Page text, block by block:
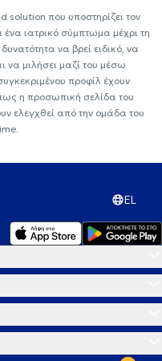
που υποστηρίζει τον
ένα ιατρικό σύμπτωμα μέχρι τη
να βρεί ειδικό, να
μιλήσει μαζί του μέσω
προφίλ έχουν
η προσωπική σελίδα του
ελεγχθεί από την ομάδα του
EL